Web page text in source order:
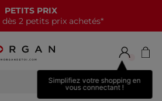
PETITS PRIX
dès 2 petits prix achetés*
Simplifiez votre shopping en
vous connectant !